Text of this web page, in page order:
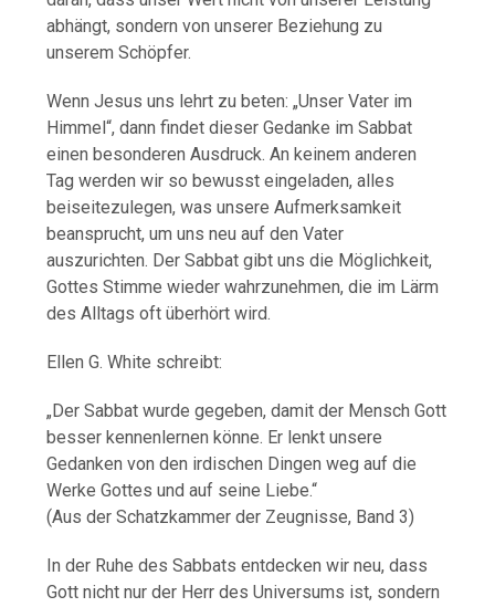
abhängt, sondern von unserer Beziehung zu
unserem Schöpfer.
Wenn Jesus uns lehrt zu beten: „Unser Vater im
Himmel“, dann findet dieser Gedanke im Sabbat
einen besonderen Ausdruck. An keinem anderen
Tag werden wir so bewusst eingeladen, alles
beiseitezulegen, was unsere Aufmerksamkeit
beansprucht, um uns neu auf den Vater
auszurichten. Der Sabbat gibt uns die Möglichkeit,
Gottes Stimme wieder wahrzunehmen, die im Lärm
des Alltags oft überhört wird.
Ellen G. White schreibt:
„Der Sabbat wurde gegeben, damit der Mensch Gott
besser kennenlernen könne. Er lenkt unsere
Gedanken von den irdischen Dingen weg auf die
Werke Gottes und auf seine Liebe.“
(Aus der Schatzkammer der Zeugnisse, Band 3)
In der Ruhe des Sabbats entdecken wir neu, dass
Gott nicht nur der Herr des Universums ist, sondern